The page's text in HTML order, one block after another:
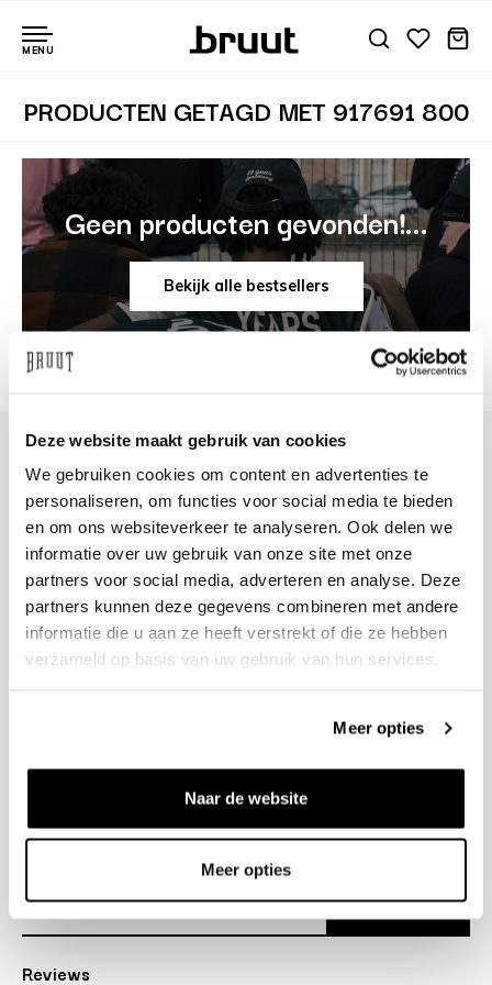
Deze website maakt gebruik van cookies
We gebruiken cookies om content en advertenties te
personaliseren, om functies voor social media te bieden
en om ons websiteverkeer te analyseren. Ook delen we
informatie over uw gebruik van onze site met onze
partners voor social media, adverteren en analyse. Deze
partners kunnen deze gegevens combineren met andere
informatie die u aan ze heeft verstrekt of die ze hebben
verzameld op basis van uw gebruik van hun services.
Meer opties
Naar de website
Meer opties
MENU
PRODUCTEN GETAGD MET 917691 800
Geen producten gevonden!...
Bekijk alle bestsellers
+31 23 205 2006
info@bruut.nl
Contact Formulier
Open tot 18:30
OPENINGSTIJDEN
Over ons
Reviews